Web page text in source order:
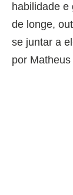
habilidade e
de longe,
se juntar a
por